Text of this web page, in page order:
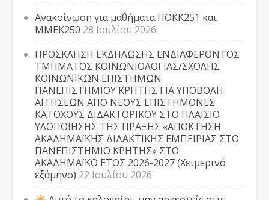
Ανακοίνωση για μαθήματα ΠΟΚΚ251 και
ΜΜΕΚ250 28 Ιουλίου 2026
ΠΡΟΣΚΛΗΣΗ ΕΚΔΗΛΩΣΗΣ ΕΝΔΙΑΦΕΡΟΝΤΟΣ
ΤΜΗΜΑΤΟΣ ΚΟΙΝΩΝΙΟΛΟΓΙΑΣ/ΣΧΟΛΗΣ
ΚΟΙΝΩΝΙΚΩΝ ΕΠΙΣΤΗΜΩΝ
ΠΑΝΕΠΙΣΤΗΜΙΟΥ ΚΡΗΤΗΣ ΓΙΑ ΥΠΟΒΟΛΗ
ΑΙΤΗΣΕΩΝ ΑΠΟ ΝΕΟΥΣ ΕΠΙΣΤΗΜΟΝΕΣ
ΚΑΤΟΧΟΥΣ ΔΙΔΑΚΤΟΡΙΚΟΥ ΣΤΟ ΠΛΑΙΣΙΟ
ΥΛΟΠΟΙΗΣΗΣ ΤΗΣ ΠΡΑΞΗΣ «ΑΠΟΚΤΗΣΗ
ΑΚΑΔΗΜΑΪΚΗΣ ΔΙΔΑΚΤΙΚΗΣ ΕΜΠΕΙΡΙΑΣ ΣΤΟ
ΠΑΝΕΠΙΣΤΗΜΙΟ ΚΡΗΤΗΣ» ΣΤΟ
ΑΚΑΔΗΜΑΪΚΟ ΕΤΟΣ 2026-2027 (Χειμερινό
εξάμηνο) 22 Ιουλίου 2026